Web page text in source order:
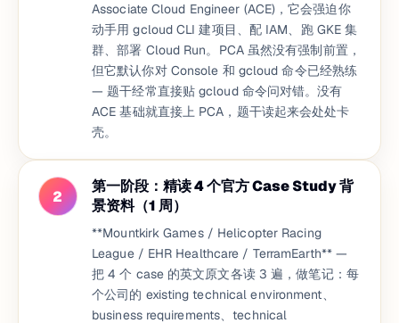
Associate Cloud Engineer (ACE)，它会强迫你
动手用 gcloud CLI 建项目、配 IAM、跑 GKE 集
群、部署 Cloud Run。PCA 虽然没有强制前置，
但它默认你对 Console 和 gcloud 命令已经熟练
— 题干经常直接贴 gcloud 命令问对错。没有
ACE 基础就直接上 PCA，题干读起来会处处卡
壳。
2
第一阶段：精读 4 个官方 Case Study 背
景资料（1 周）
**Mountkirk Games / Helicopter Racing
League / EHR Healthcare / TerramEarth** —
把 4 个 case 的英文原文各读 3 遍，做笔记：每
个公司的 existing technical environment、
business requirements、technical